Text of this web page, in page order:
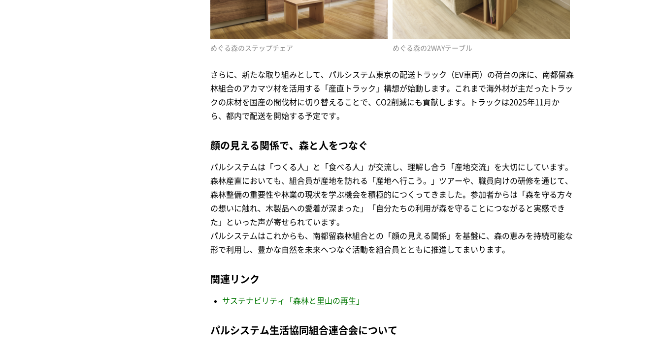
めぐる森のステップチェア めぐる森の2WAYテーブル
さらに、新たな取り組みとして、パルシステム東京の配送トラック（EV車両）の荷台の床に、南都留森
林組合のアカマツ材を活用する「産直トラック」構想が始動します。これまで海外材が主だったトラッ
クの床材を国産の間伐材に切り替えることで、CO2削減にも貢献します。トラックは2025年11月か
ら、都内で配送を開始する予定です。
顔の見える関係で、森と人をつなぐ
パルシステムは「つくる人」と「食べる人」が交流し、理解し合う「産地交流」を大切にしています。
森林産直においても、組合員が産地を訪れる「産地へ行こう。」ツアーや、職員向けの研修を通じて、
森林整備の重要性や林業の現状を学ぶ機会を積極的につくってきました。参加者からは「森を守る方々
の想いに触れ、木製品への愛着が深まった」「自分たちの利用が森を守ることにつながると実感でき
た」といった声が寄せられています。
パルシステムはこれからも、南都留森林組合との「顔の見える関係」を基盤に、森の恵みを持続可能な
形で利用し、豊かな自然を未来へつなぐ活動を組合員とともに推進してまいります。
関連リンク
サステナビリティ「森林と里山の再生」
パルシステム生活協同組合連合会について